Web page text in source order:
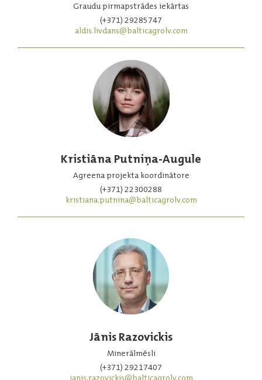
Graudu pirmapstrādes iekārtas
(+371) 29285747
aldis.livdans@balticagrolv.com
Kristiāna Putniņa-Augule
Agreena projekta koordinātore
(+371) 22300288
kristiana.putnina@balticagrolv.com
Jānis Razovickis
Minerālmēsli
(+371) 29217407
janis.razovickis@balticagrolv.com